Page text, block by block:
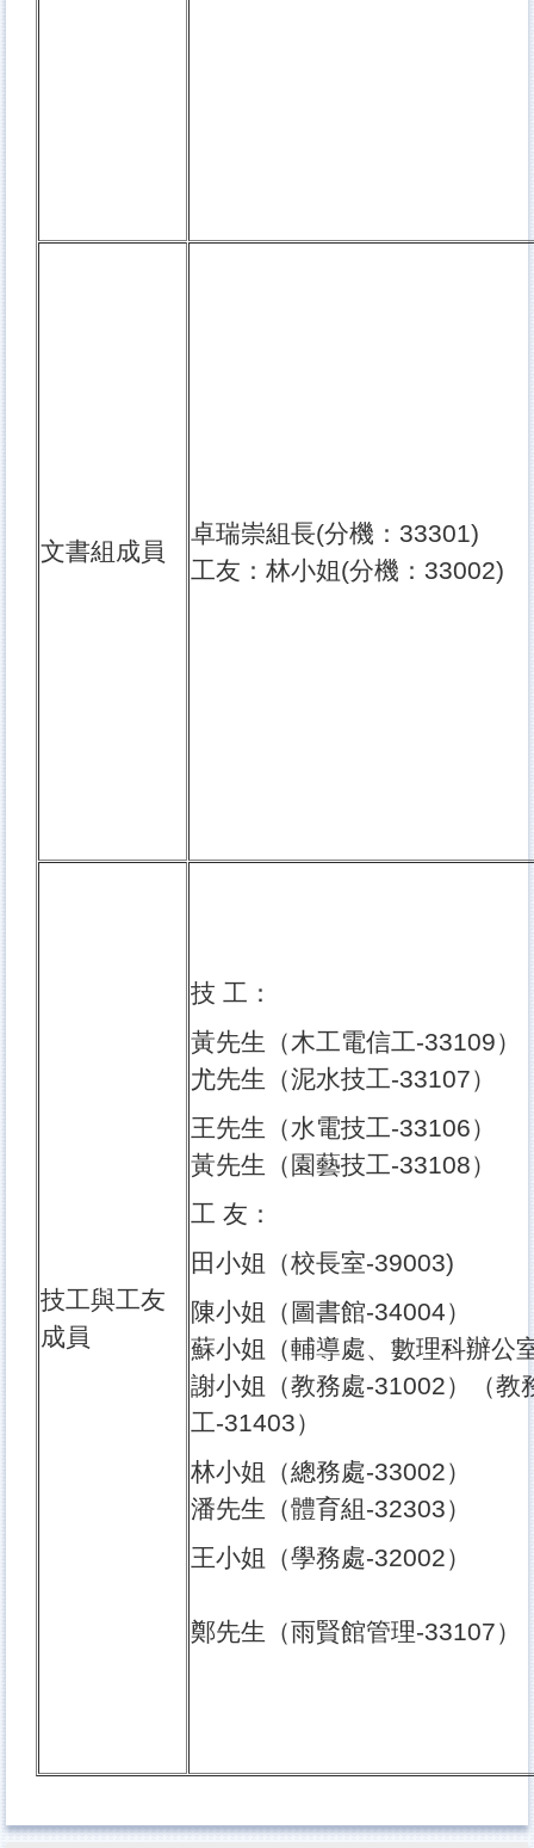
文書組成員
卓瑞崇組長(分機：33301)
工友：林小姐(分機：33002)
技工與工友
成員
技 工：
黃先生（木工電信工-33109）
尤先生（泥水技工-33107）
王先生（水電技工-33106）
黃先生（園藝技工-33108）
工 友：
田小姐（校長室-39003)
陳小姐（圖書館-34004）
蘇小姐（輔導處、數理科辦公
謝小姐（教務處-31002）（教
工-31403）
林小姐（總務處-33002）
潘先生（體育組-32303）
王小姐（學務處-32002）
鄭先生（雨賢館管理-33107）